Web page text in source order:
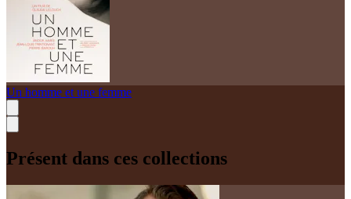
Un homme et une femme
Présent dans ces collections